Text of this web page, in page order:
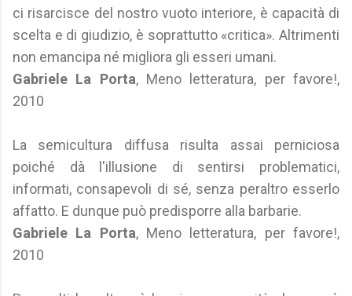
ci risarcisce del nostro vuoto interiore, è capacità di
scelta e di giudizio, è soprattutto «critica». Altrimenti
non emancipa né migliora gli esseri umani.
Gabriele La Porta, Meno letteratura, per favore!,
2010
La semicultura diffusa risulta assai perniciosa
poiché dà l'illusione di sentirsi problematici,
informati, consapevoli di sé, senza peraltro esserlo
affatto. E dunque può predisporre alla barbarie.
Gabriele La Porta, Meno letteratura, per favore!,
2010